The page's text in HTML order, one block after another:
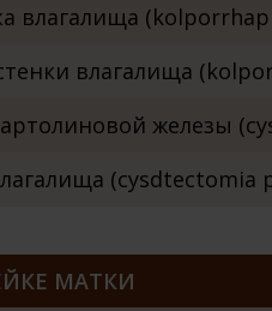
влагалища
влагалища
железы
(cysdtectomia
МАТКИ